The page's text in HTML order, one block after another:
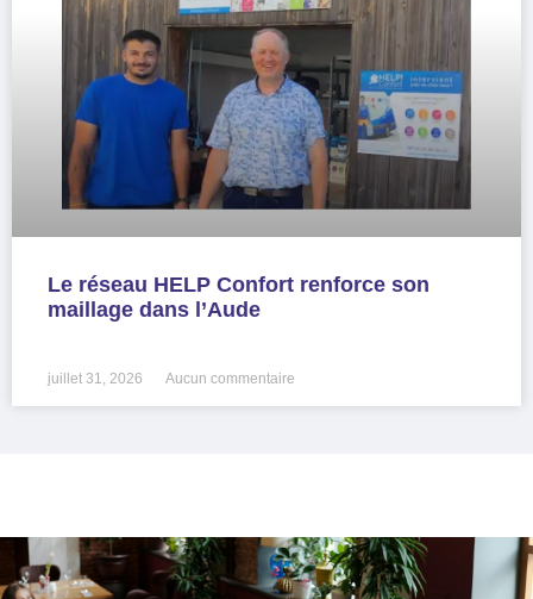
Le réseau HELP Confort renforce son
maillage dans l’Aude
juillet 31, 2026 Aucun commentaire